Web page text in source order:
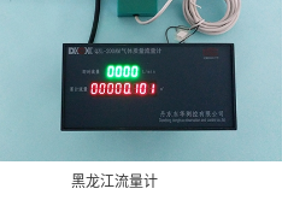
黑龙江流量计